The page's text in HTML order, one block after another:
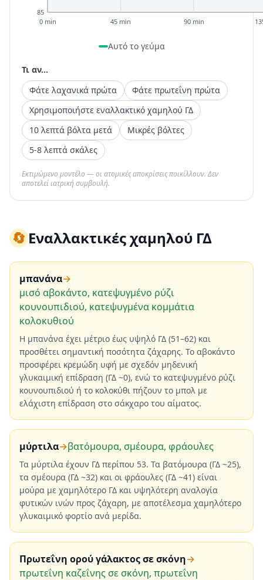
85
0 min 45 min 90 min
Αυτό το γεύμα
Τι αν...
Φάτε λαχανικά πρώτα
Φάτε πρωτεΐνη πρώτα
Χρησιμοποιήστε εναλλακτικό χαμηλού ΓΔ
10 λεπτά βόλτα μετά
Μικρές βόλτες
5-8 λεπτά σκάλες
Εκτιμώμενο μοντέλο — οι ατομικές αποκρίσεις ποικίλλουν. Δεν
αποτελεί ιατρική συμβουλή.
🔄Εναλλακτικές χαμηλού ΓΔ
μπανάνα→
μισό αβοκάντο, κατεψυγμένο ρύζι
κουνουπιδιού, κατεψυγμένα κομμάτια
κολοκυθιού
Η μπανάνα έχει μέτριο έως υψηλό ΓΔ (51–62) και
προσθέτει σημαντική ποσότητα ζάχαρης. Το αβοκάντο
προσφέρει κρεμώδη υφή με σχεδόν μηδενική
γλυκαιμική επίδραση (ΓΔ ~0), ενώ το κατεψυγμένο ρύζι
κουνουπιδιού ή το κολοκύθι πήζουν το μπολ με
ελάχιστη επίδραση στο σάκχαρο του αίματος.
μύρτιλα→βατόμουρα, σμέουρα, φράουλες
Τα μύρτιλα έχουν ΓΔ περίπου 53. Τα βατόμουρα (ΓΔ ~25),
τα σμέουρα (ΓΔ ~32) και οι φράουλες (ΓΔ ~41) είναι
μούρα με χαμηλότερο ΓΔ και υψηλότερη αναλογία
φυτικών ινών προς ζάχαρη, με αποτέλεσμα χαμηλότερο
γλυκαιμικό φορτίο ανά μερίδα.
Πρωτεΐνη ορού γάλακτος σε σκόνη→
πρωτεΐνη καζεΐνης σε σκόνη, πρωτεΐνη